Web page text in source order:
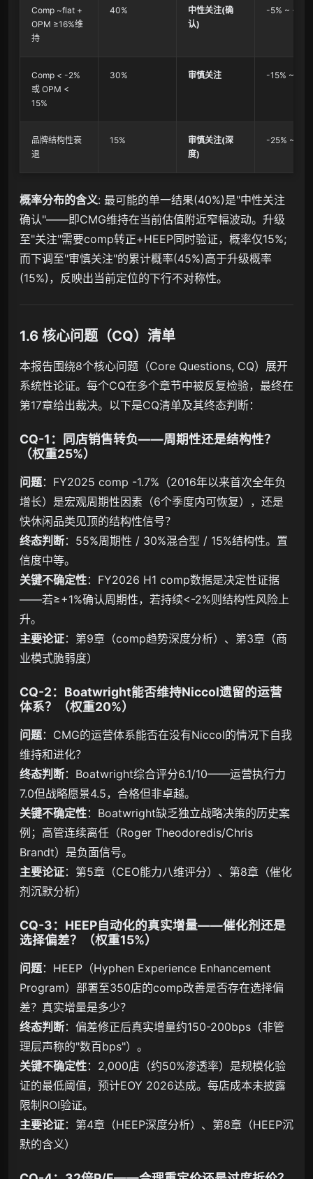
Comp ~flat +
OPM ≥16%维
持
40%
中性关注(确
认)
-5% ~ +5%
Comp < -2%
或 OPM <
15%
30% 审慎关注 -15% ~ -
品牌结构性衰
退
15%
审慎关注(深
度)
-25% ~ -
概率分布的含义: 最可能的单一结果(40%)是"中性关注
确认"——即CMG维持在当前估值附近窄幅波动。升级
至"关注"需要comp转正+HEEP同时验证，概率仅15%;
而下调至"审慎关注"的累计概率(45%)高于升级概率
(15%)，反映出当前定位的下行不对称性。
1.6 核心问题（CQ）清单
本报告围绕8个核心问题（Core Questions, CQ）展开
系统性论证。每个CQ在多个章节中被反复检验，最终在
第17章给出裁决。以下是CQ清单及其终态判断：
CQ-1：同店销售转负——周期性还是结构性？
（权重25%）
问题：FY2025 comp -1.7%（2016年以来首次全年负
增长）是宏观周期性因素（6个季度内可恢复），还是
快休闲品类见顶的结构性信号？
终态判断：55%周期性 / 30%混合型 / 15%结构性。置
信度中等。
关键不确定性：FY2026 H1 comp数据是决定性证据
——若≥+1%确认周期性，若持续<-2%则结构性风险上
升。
主要论证：第9章（comp趋势深度分析）、第3章（商
业模式脆弱度）
CQ-2：Boatwright能否维持Niccol遗留的运营
体系？（权重20%）
问题：CMG的运营体系能否在没有Niccol的情况下自我
维持和进化？
终态判断：Boatwright综合评分6.1/10——运营执行力
7.0但战略愿景4.5，合格但非卓越。
关键不确定性：Boatwright缺乏独立战略决策的历史案
例；高管连续离任（Roger Theodoredis/Chris
Brandt）是负面信号。
主要论证：第5章（CEO能力八维评分）、第8章（催化
剂沉默分析）
CQ-3：HEEP自动化的真实增量——催化剂还是
选择偏差？（权重15%）
问题：HEEP（Hyphen Experience Enhancement
Program）部署至350店的comp改善是否存在选择偏
差？真实增量是多少？
终态判断：偏差修正后真实增量约150-200bps（非管
理层声称的"数百bps"）。
关键不确定性：2,000店（约50%渗透率）是规模化验
证的最低阈值，预计EOY 2026达成。每店成本未披露
限制ROI验证。
主要论证：第4章（HEEP深度分析）、第8章（HEEP沉
默的含义）